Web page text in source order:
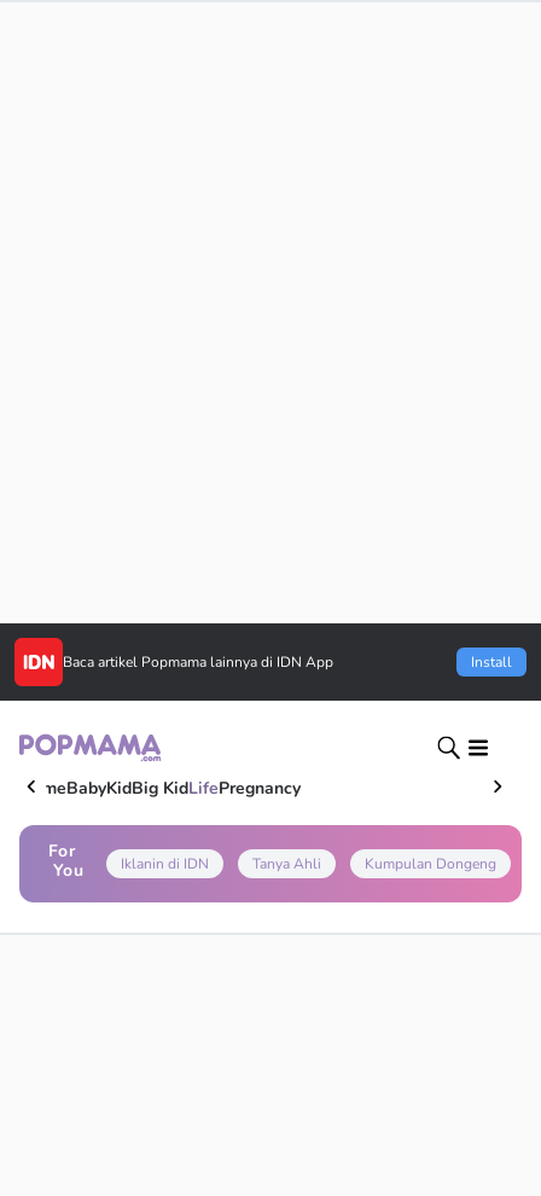
Baca artikel Popmama lainnya di IDN App Install
HomeBabyKidBig KidLifePregnancy
For
You
Iklanin di IDN Tanya Ahli Kumpulan Dongeng